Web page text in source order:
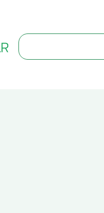
Search